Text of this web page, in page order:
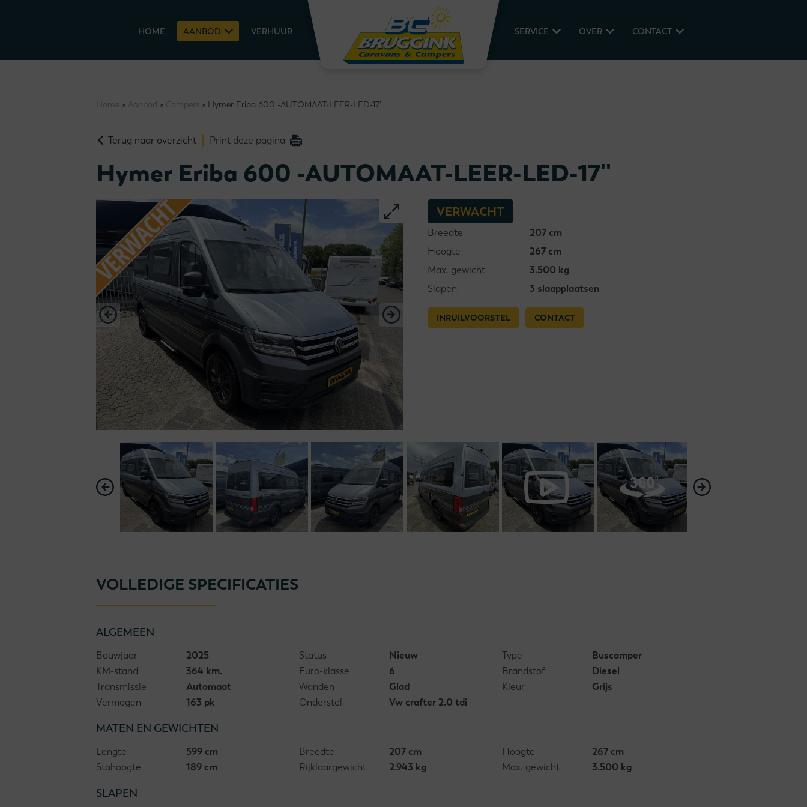
HOME AANBOD VERHUUR SERVICE OVER CONTACT
Home » Aanbod » Campers » Hymer Eriba 600 -AUTOMAAT-LEER-LED-17''
Terug naar overzicht Print deze pagina
Hymer Eriba 600 -AUTOMAAT-LEER-LED-17''
VERWACHT
INRUILVOORSTEL CONTACT
Breedte
207 cm
Hoogte
267 cm
Max. gewicht
3.500 kg
Slapen
3 slaapplaatsen
VOLLEDIGE SPECIFICATIES
ALGEMEEN
Bouwjaar 2025 Status Nieuw Type
Buscamper
KM-stand
364 km. Euro-klasse 6 Brandstof
Diesel
Transmissie
Automaat Wanden Glad Kleur
Grijs
Vermogen
163 pk Onderstel Vw crafter 2.0 tdi
MATEN EN GEWICHTEN
Lengte 599 cm Breedte 207 cm Hoogte
267 cm
Stahoogte
189 cm Rijklaargewicht 2.943 kg Max. gewicht 3.500 kg
SLAPEN